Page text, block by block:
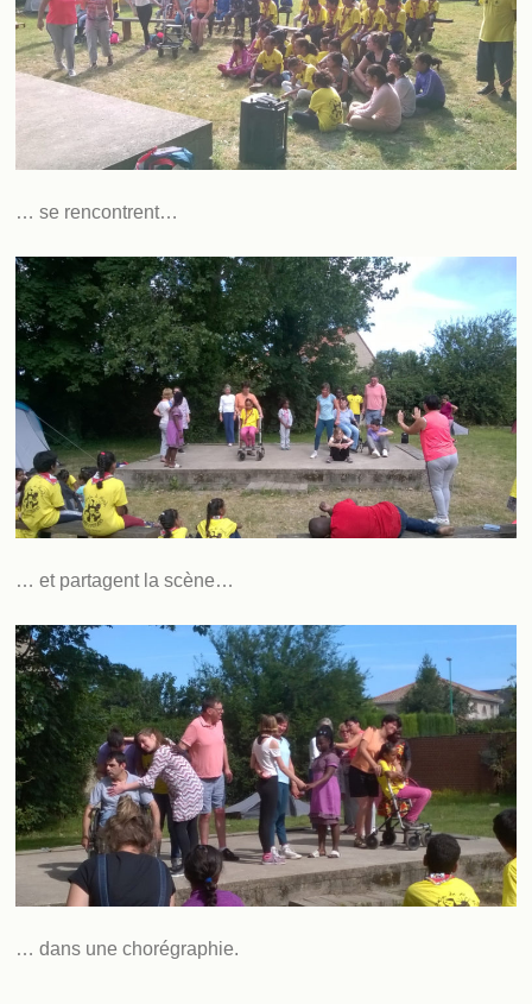
… se rencontrent…
… et partagent la scène…
… dans une chorégraphie.